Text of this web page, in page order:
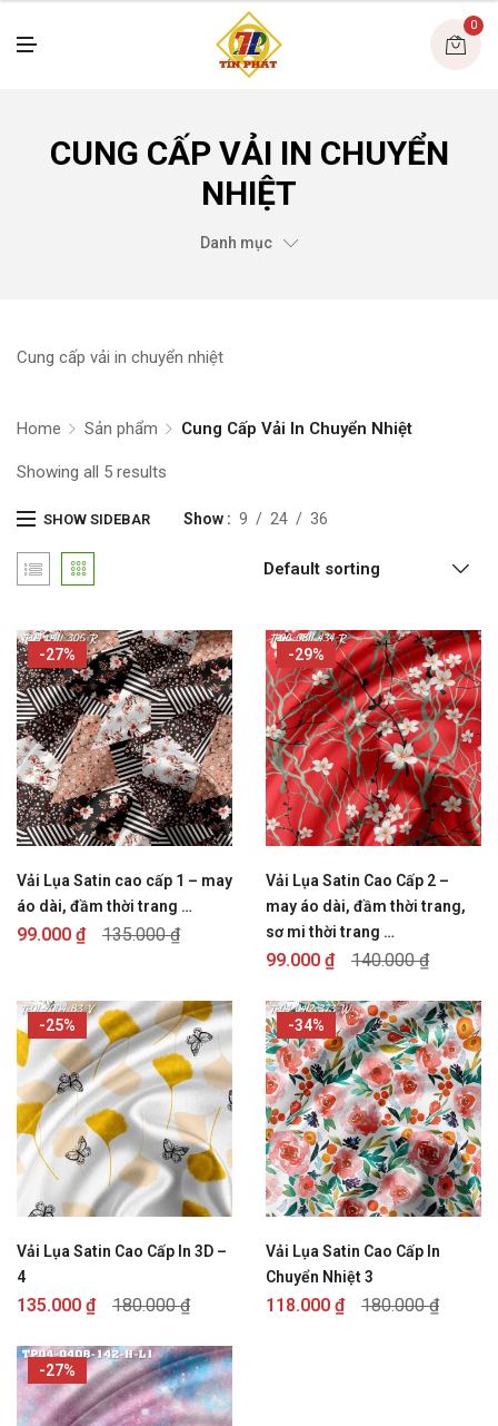
0
CUNG CẤP VẢI IN CHUYỂN
NHIỆT
Danh mục
Cung cấp vải in chuyển nhiệt
Home Sản phẩm Cung Cấp Vải In Chuyển Nhiệt
Showing all 5 results
SHOW SIDEBAR Show 9 24 36
Default sorting
-27%
Vải Lụa Satin cao cấp 1 – may
áo dài, đầm thời trang …
135.000₫
99.000 ₫
-29%
Vải Lụa Satin Cao Cấp 2 –
may áo dài, đầm thời trang,
sơ mi thời trang …
140.000₫
99.000 ₫
-25%
Vải Lụa Satin Cao Cấp In 3D –
4
180.000₫
135.000 ₫
-34%
Vải Lụa Satin Cao Cấp In
Chuyển Nhiệt 3
180.000₫
118.000 ₫
-27%